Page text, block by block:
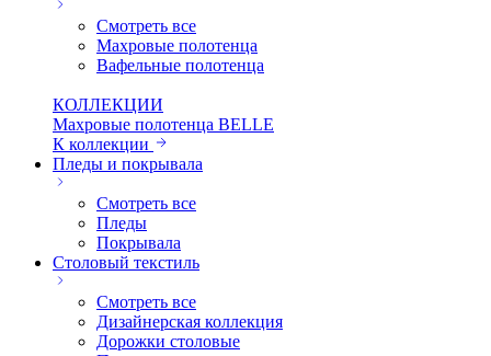
Смотреть все
Махровые полотенца
Вафельные полотенца
КОЛЛЕКЦИИ
Махровые полотенца BELLE
К коллекции
Пледы и покрывала
Смотреть все
Пледы
Покрывала
Столовый текстиль
Смотреть все
Дизайнерская коллекция
Дорожки столовые